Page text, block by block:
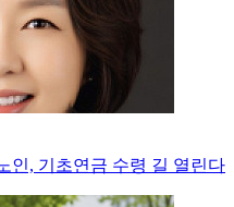
인, 기초연금 수령 길 열린다